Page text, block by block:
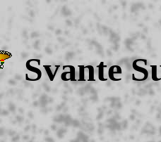
Svante